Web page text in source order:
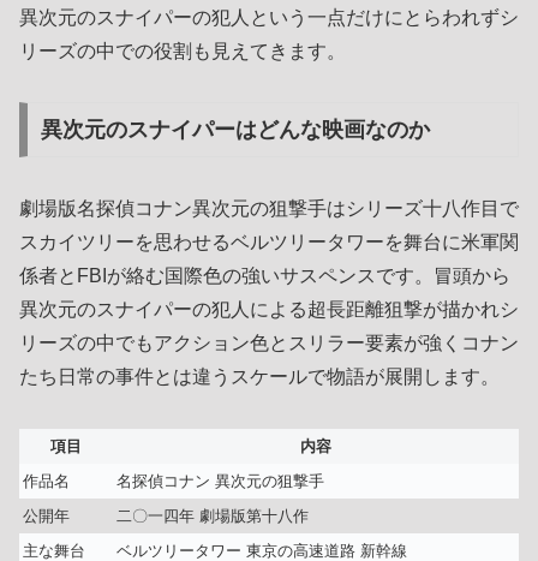
異次元のスナイパーの犯人という一点だけにとらわれずシ
リーズの中での役割も見えてきます。
異次元のスナイパーはどんな映画なのか
劇場版名探偵コナン異次元の狙撃手はシリーズ十八作目で
スカイツリーを思わせるベルツリータワーを舞台に米軍関
係者とFBIが絡む国際色の強いサスペンスです。冒頭から
異次元のスナイパーの犯人による超長距離狙撃が描かれシ
リーズの中でもアクション色とスリラー要素が強くコナン
たち日常の事件とは違うスケールで物語が展開します。
項目
内容
作品名
名探偵コナン 異次元の狙撃手
公開年
二〇一四年 劇場版第十八作
主な舞台
ベルツリータワー 東京の高速道路 新幹線